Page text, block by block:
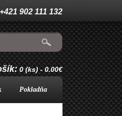
902 111 132
0 (ks) - 0.00€
Pokladňa